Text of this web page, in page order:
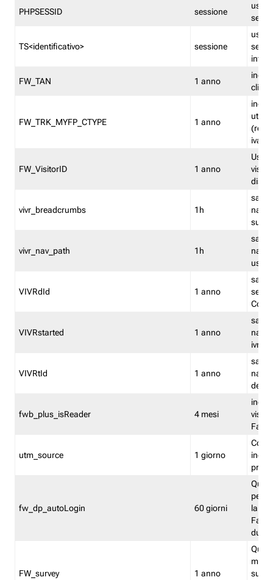
PHPSESSID sessione
TS<identificativo> sessione
FW_TAN 1 anno
FW_TRK_MYFP_CTYPE 1 anno
iva/
FW_VisitorID 1 anno
vivr_breadcrumbs 1h
salva
su
vivr_nav_path 1h
salva
VIVRdId 1 anno
salva
Convy
VIVRstarted 1 anno
salva
ivr
VIVRtId 1 anno
salva
del
fwb_plus_isReader 4 mesi
utm_source 1 giorno
fw_dp_autoLogin 60 giorni
la
FW_survey 1 anno